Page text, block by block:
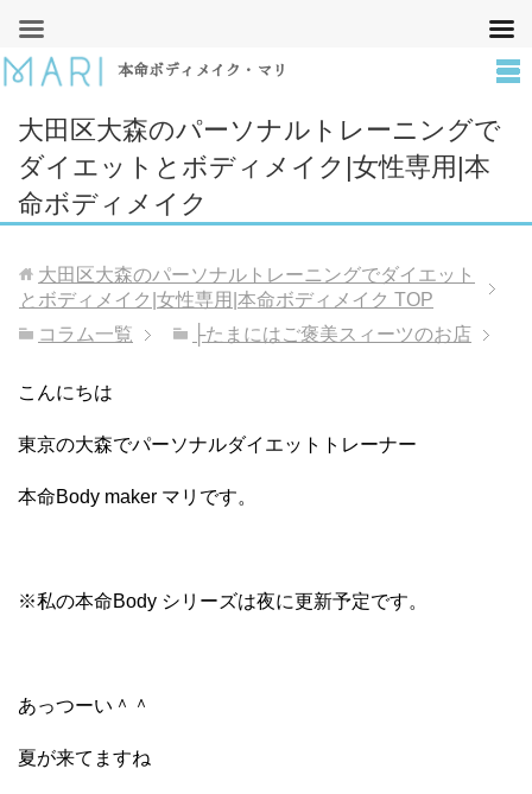
本命ボディメイク・マリ
大田区大森のパーソナルトレーニングで
ダイエットとボディメイク|女性専用|本
命ボディメイク
大田区大森のパーソナルトレーニングでダイエット
とボディメイク|女性専用|本命ボディメイク TOP
コラム一覧
├たまにはご褒美スィーツのお店
こんにちは
東京の大森でパーソナルダイエットトレーナー
本命Body maker マリです。
※私の本命Body シリーズは夜に更新予定です。
あっつーい＾＾
夏が来てますね